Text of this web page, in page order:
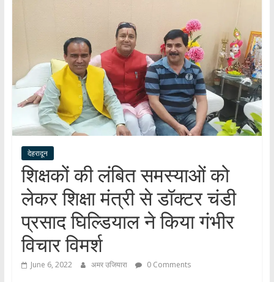
खबर
।
सबकी
देहरादून
शिक्षकों की लंबित समस्याओं को
लेकर शिक्षा मंत्री से डॉक्टर चंडी
प्रसाद घिल्डियाल ने किया गंभीर
विचार विमर्श
June 6, 2022 अमर उजियारा 0 Comments